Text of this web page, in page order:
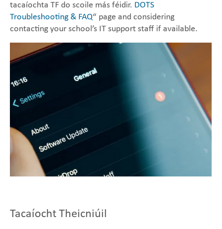
tacaíochta TF do scoile más féidir. DOTS
Troubleshooting & FAQ“ page and considering
contacting your school’s IT support staff if available.
Tacaíocht Theicniúil